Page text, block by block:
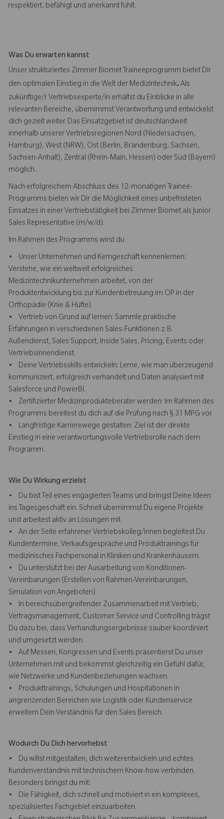
respektiert, befähigt und anerkannt fühlt.
Was Du erwarten kannst
Unser strukturiertes Zimmer Biomet Traineeprogramm bietet Dir
den optimalen Einstieg in die Welt der Medizintechnik.Als
zukünftige/r Vertriebsexperte/in erhältst du Einblicke in alle
relevanten Bereiche, übernimmst Verantwortung und entwickelst
dich gezielt weiter. Das Einsatzgebiet ist deutschlandweit
innerhalb unserer Vertriebsregionen Nord (Niedersachsen,
Hamburg), West (NRW), Ost (Berlin, Brandenburg, Sachsen,
Sachsen-Anhalt), Zentral (Rhein-Main, Hessen) oder Süd (Bayern)
möglich.
Nach erfolgreichem Abschluss des 12-monatigen Trainee-
Programms bieten wir Dir die Möglichkeit eines unbefristeten
Einsatzes in einer Vertriebstätigkeit bei Zimmer Biomet als Junior
Sales Representative (m/w/d).
Im Rahmen des Programms wirst du
• Unser Unternehmen und Kerngeschäft kennenlernen:
Verstehe, wie ein weltweit erfolgreiches
Medizintechnikunternehmen arbeitet, von der
Produktentwicklung bis zur Kundenbetreuung im OP in der
Orthopädie (Knie & Hüfte).
• Vertrieb von Grund auf lernen: Sammle praktische
Erfahrungen in verschiedenen Sales-Funktionen z. B.
Außendienst, Sales Support, Inside Sales, Pricing, Events oder
Vertriebsinnendienst.
• Deine Vertriebsskills entwickeln: Lerne, wie man überzeugend
kommuniziert, erfolgreich verhandelt und Daten analysiert mit
Salesforce und PowerBI.
• Zertifizierter Medizinprodukteberater werden: Im Rahmen des
Programms bereitest du dich auf die Prüfung nach § 31 MPG vor.
• Langfristige Karrierewege gestalten: Ziel ist der direkte
Einstieg in eine verantwortungsvolle Vertriebsrolle nach dem
Programm.
Wie Du Wirkung erzielst
• Du bist Teil eines engagierten Teams und bringst Deine Ideen
ins Tagesgeschäft ein. Schnell übernimmst Du eigene Projekte
und arbeitest aktiv an Lösungen mit.
• An der Seite erfahrener Vertriebskolleg/innen begleitest Du
Kundentermine, Verkaufsgespräche und Produktrainings für
medizinisches Fachpersonal in Kliniken und Krankenhäusern.
• Du unterstützt bei der Ausarbeitung von Konditionen-
Vereinbarungen (Erstellen von Rahmen-Vereinbarungen,
Simulation von Angeboten)
• In bereichsübergreifender Zusammenarbeit mit Vertrieb,
Vertragsmanagement, Customer Service und Controlling trägst
Du dazu bei, dass Verhandlungsergebnisse sauber koordiniert
und umgesetzt werden.
• Auf Messen, Kongressen und Events präsentierst Du unser
Unternehmen mit und bekommst gleichzeitig ein Gefühl dafür,
wie Netzwerke und Kundenbeziehungen wachsen.
• Produkttrainings, Schulungen und Hospitationen in
angrenzenden Bereichen wie Logistik oder Kundenservice
erweitern Dein Verständnis für den Sales Bereich.
Wodurch Du Dich hervorhebst
• Du willst mitgestalten, dich weiterentwickeln und echtes
Kundenverständnis mit technischem Know-how verbinden.
Besonders bringst du mit:
• Die Fähigkeit, dich schnell und motiviert in ein komplexes,
spezialisiertes Fachgebiet einzuarbeiten.